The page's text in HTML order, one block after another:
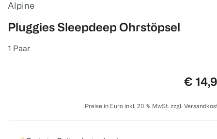
Alpine
Pluggies Sleepdeep Ohrstöpsel
1 Paar
Preis:
€
Preise in Euro inkl. 20 % MwSt. zzgl.